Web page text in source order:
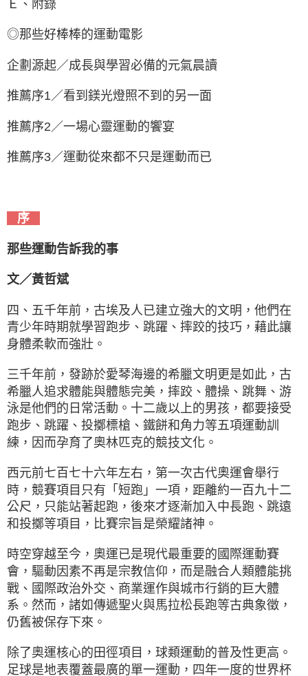
Ｅ、附錄
◎那些好棒棒的運動電影
企劃源起／成長與學習必備的元氣晨讀
推薦序1／看到鎂光燈照不到的另一面
推薦序2／一場心靈運動的饗宴
推薦序3／運動從來都不只是運動而已
序
那些運動告訴我的事
文／黃哲斌
四、五千年前，古埃及人已建立強大的文明，他們在
青少年時期就學習跑步、跳躍、摔跤的技巧，藉此讓
身體柔軟而強壯。
三千年前，發跡於愛琴海邊的希臘文明更是如此，古
希臘人追求體能與體態完美，摔跤、體操、跳舞、游
泳是他們的日常活動。十二歲以上的男孩，都要接受
跑步、跳躍、投擲標槍、鐵餅和角力等五項運動訓
練，因而孕育了奧林匹克的競技文化。
西元前七百七十六年左右，第一次古代奧運會舉行
時，競賽項目只有「短跑」一項，距離約一百九十二
公尺，只能站著起跑，後來才逐漸加入中長跑、跳遠
和投擲等項目，比賽宗旨是榮耀諸神。
時空穿越至今，奧運已是現代最重要的國際運動賽
會，驅動因素不再是宗教信仰，而是融合人類體能挑
戰、國際政治外交、商業運作與城市行銷的巨大體
系。然而，諸如傳遞聖火與馬拉松長跑等古典象徵，
仍舊被保存下來。
除了奧運核心的田徑項目，球類運動的普及性更高。
足球是地表覆蓋最廣的單一運動，四年一度的世界杯